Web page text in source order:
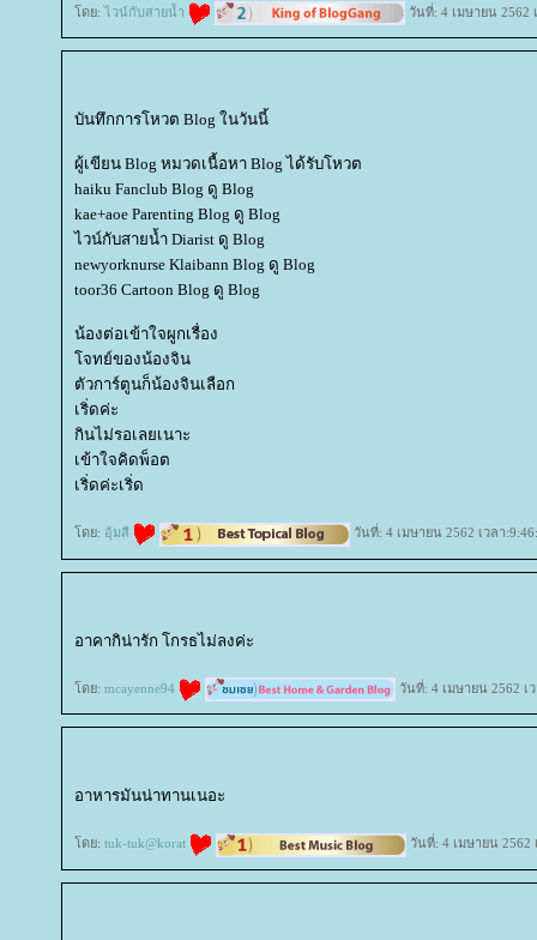
ดย:ไวน์กับสายน้ำ วันที่: 4 เมษายน 2562
บันทึกการโหวต Blog ในวันนี้
ผู้เขียน Blog หมวดเนื้อหา Blog ได้รับโหวต
haiku Fanclub Blog ดู Blog
kae+aoe Parenting Blog ดู Blog
ไวน์กับสายน้ำ Diarist ดู Blog
newyorknurse Klaibann Blog ดู Blog
toor36 Cartoon Blog ดู Blog
น้องต่อเข้าใจผูกเรื่อง
จทย์ของน้องจิน
ตัวการ์ตูนก็น้องจินเลือก
เริ่ดค่ะ
กินไม่รอเลยเนาะ
เข้าใจคิดพ็อต
เริ่ดค่ะเริ่ด
ดย: อุ้มสี วันที่: 4 เมษายน 2562 เวลา
อาคากิน่ารัก โกรธไม่ลงค่ะ
ดย: mcayenne94 วันที่: 4 เมษายน 2562 เ
อาหารมันน่าทานเนอะ
ดย: tuk-tuk@korat วันที่: 4 เมษายน 2562